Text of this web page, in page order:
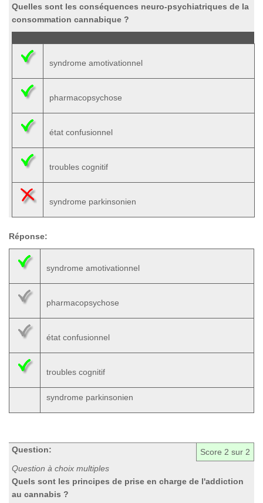
Quelles sont les conséquences neuro-psychiatriques de la
consommation cannabique ?
syndrome amotivationnel
pharmacopsychose
état confusionnel
troubles cognitif
syndrome parkinsonien
Réponse:
syndrome amotivationnel
pharmacopsychose
état confusionnel
troubles cognitif
syndrome parkinsonien
Score 2 sur 2
Question:
Question à choix multiples
Quels sont les principes de prise en charge de l'addiction
au cannabis ?